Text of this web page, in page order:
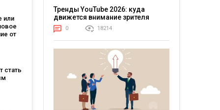
или
от
стать
Тренды YouTube 2026: куда
движется внимание зрителя
0 18214